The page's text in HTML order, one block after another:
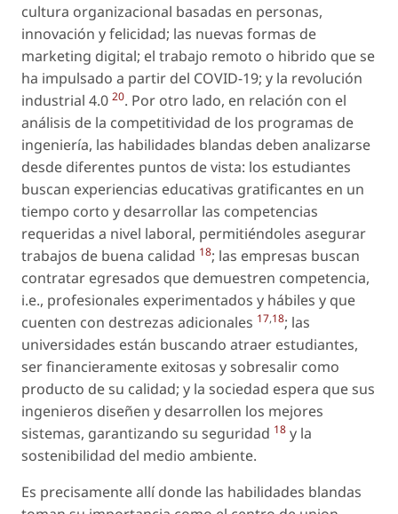
cultura organizacional basadas en personas,
innovación y felicidad; las nuevas formas de
marketing digital; el trabajo remoto o hibrido que se
ha impulsado a partir del COVID-19; y la revolución
industrial 4.0 20. Por otro lado, en relación con el
análisis de la competitividad de los programas de
ingeniería, las habilidades blandas deben analizarse
desde diferentes puntos de vista: los estudiantes
buscan experiencias educativas gratificantes en un
tiempo corto y desarrollar las competencias
requeridas a nivel laboral, permitiéndoles asegurar
trabajos de buena calidad 18; las empresas buscan
contratar egresados que demuestren competencia,
i.e., profesionales experimentados y hábiles y que
cuenten con destrezas adicionales 17,18; las
universidades están buscando atraer estudiantes,
ser financieramente exitosas y sobresalir como
producto de su calidad; y la sociedad espera que sus
ingenieros diseñen y desarrollen los mejores
sistemas, garantizando su seguridad 18 y la
sostenibilidad del medio ambiente.
Es precisamente allí donde las habilidades blandas